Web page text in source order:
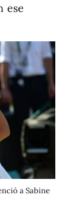
ese
a Sabine